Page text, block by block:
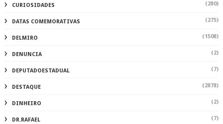
CURIOSIDADES (280)
DATAS COMEMORATIVAS (275)
DELMIRO (1508)
DENUNCIA (2)
DEPUTADOESTADUAL (7)
DESTAQUE (2878)
DINHEIRO (2)
DR.RAFAEL (7)